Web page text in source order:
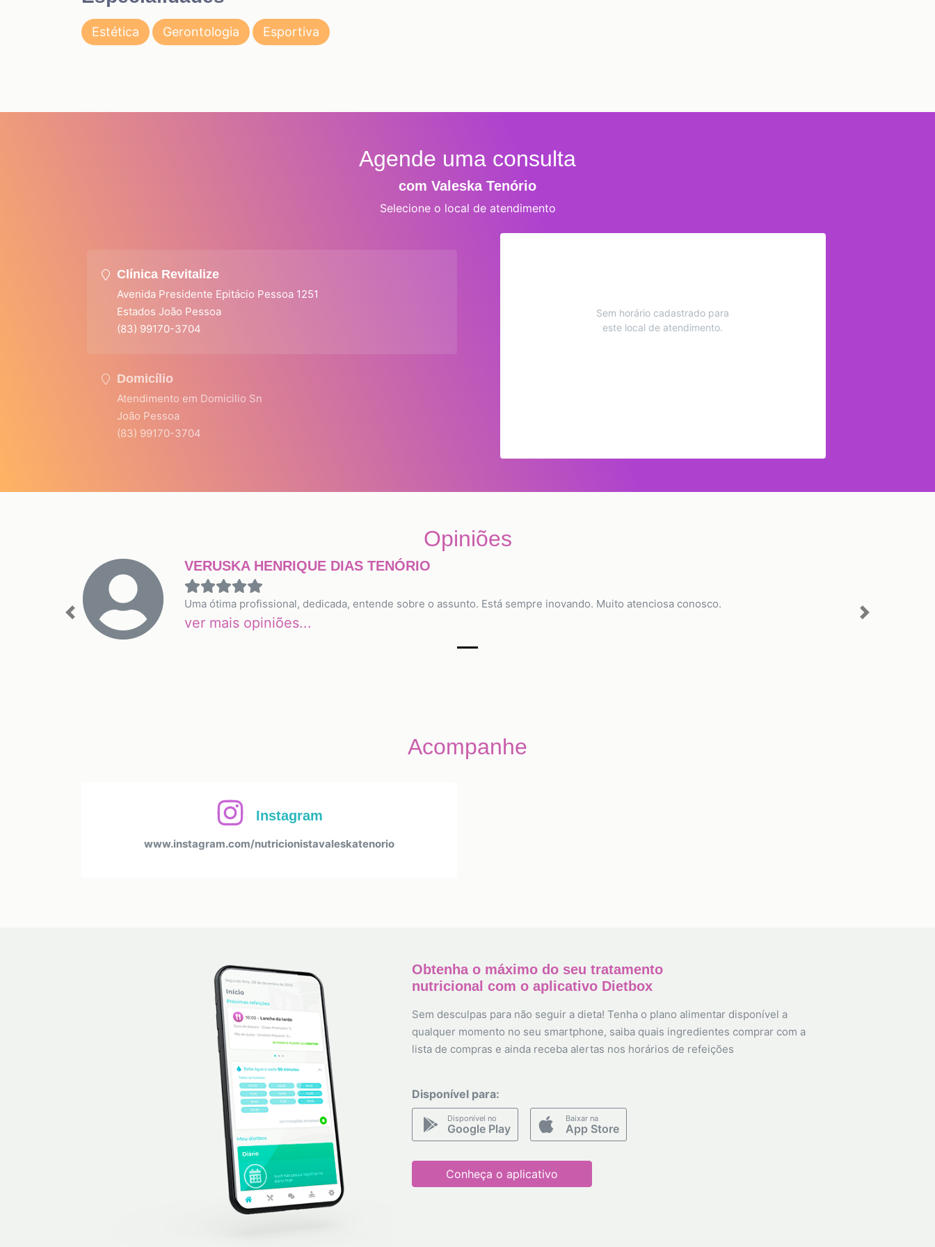
Estética Gerontologia Esportiva
Agende uma consulta
com Valeska Tenório
Selecione o local de atendimento
Clínica Revitalize
Avenida Presidente Epitácio Pessoa 1251
Estados João Pessoa
(83) 99170-3704
Domicílio
Atendimento em Domicilio Sn
João Pessoa
(83) 99170-3704
Sem horário cadastrado para
este local de atendimento.
Opiniões
VERUSKA HENRIQUE DIAS TENÓRIO
Uma ótima profissional, dedicada, entende sobre o assunto. Está sempre inovando. Muito atenciosa conosco.
ver mais opiniões...
Previous Next
Acompanhe
Instagram
www.instagram.com/nutricionistavaleskatenorio
Obtenha o máximo do seu tratamento
nutricional com o aplicativo Dietbox
Sem desculpas para não seguir a dieta! Tenha o plano alimentar disponível a
qualquer momento no seu smartphone, saiba quais ingredientes comprar com a
lista de compras e ainda receba alertas nos horários de refeições
Disponível para:
Disponível no
Google Play
Baixar na
App Store
Conheça o aplicativo